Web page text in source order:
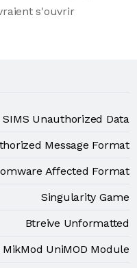
s'ouvrir
SIMS Unauthorized Data
Message Format
Affected Format
Singularity Game
Btreive Unformatted
MikMod UniMOD Module